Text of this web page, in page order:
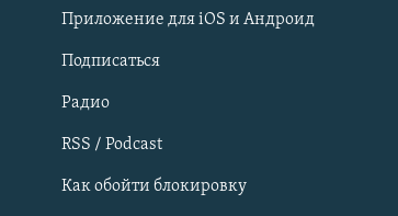
Qırımtatar
ПРИСОЕДИНЯЙТЕСЬ!
Приложение для iOS и Андроид
Подписаться
Радио
RSS / Podcast
Как обойти блокировку